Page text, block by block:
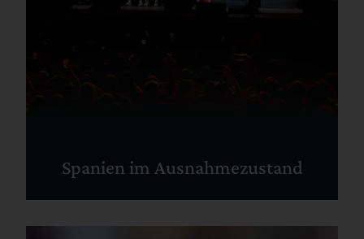
Spanien im Ausnahmezustand